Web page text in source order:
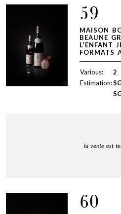
59
MAISON
BEAUNE
L'ENFANT
FORMATS
Various:
2
Estimation:
la vente est
60